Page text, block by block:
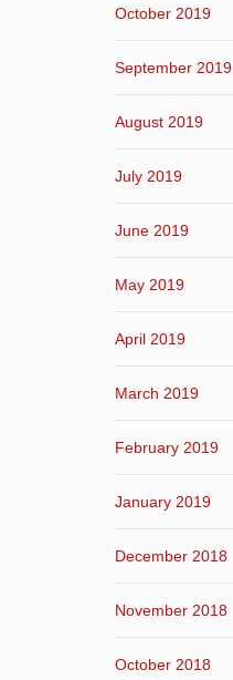
October 2019
September 2019
August 2019
July 2019
June 2019
May 2019
April 2019
March 2019
February 2019
January 2019
December 2018
November 2018
October 2018